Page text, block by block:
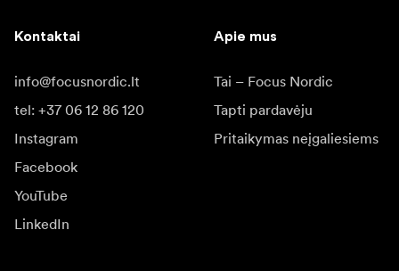
Kontaktai
info@focusnordic.lt
tel: +37 06 12 86 120
Instagram
Facebook
YouTube
LinkedIn
Apie mus
Tai – Focus Nordic
Tapti pardavėju
Pritaikymas neįgaliesiems